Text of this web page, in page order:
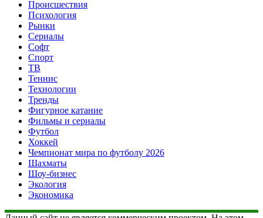
Происшествия
Психология
Рынки
Сериалы
Софт
Спорт
ТВ
Теннис
Технологии
Тренды
Фигурное катание
Фильмы и сериалы
Футбол
Хоккей
Чемпионат мира по футболу 2026
Шахматы
Шоу-бизнес
Экология
Экономика